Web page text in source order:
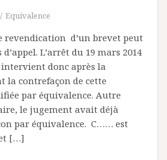
Equivalence
revendication d’un brevet peut
L’arrêt du 19 mars 2014
intervient donc après la
contrefaçon de cette
par équivalence. Autre
le jugement avait déjà
par équivalence. C…… est
[…]